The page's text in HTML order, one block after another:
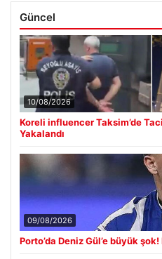
Güncel
10/08/2026
Koreli influencer Taksim’de
Yakalandı
09/08/2026
Porto’da Deniz Gül’e büyük